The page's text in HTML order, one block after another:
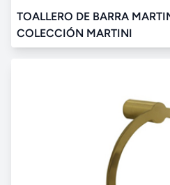
TOALLERO DE BARRA
COLECCIÓN MARTINI